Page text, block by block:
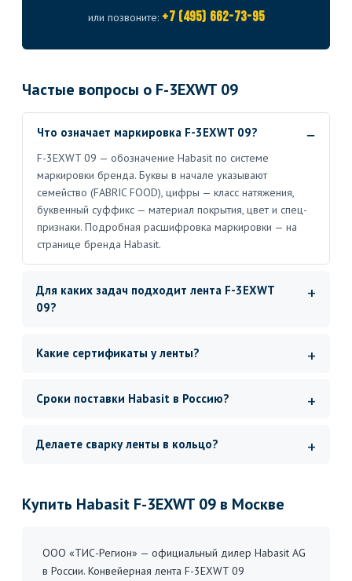
или позвоните: +7 (495) 662-73-95
Частые вопросы о F-3EXWT 09
Что означает маркировка F-3EXWT 09?
F-3EXWT 09 — обозначение Habasit по системе
маркировки бренда. Буквы в начале указывают
семейство (FABRIC FOOD), цифры — класс натяжения,
буквенный суффикс — материал покрытия, цвет и спец-
признаки. Подробная расшифровка маркировки — на
странице бренда Habasit.
Для каких задач подходит лента F-3EXWT
09?
Какие сертификаты у ленты?
Сроки поставки Habasit в Россию?
Делаете сварку ленты в кольцо?
Купить Habasit F-3EXWT 09 в Москве
ООО «ТИС-Регион» — официальный дилер Habasit AG
в России. Конвейерная лента F-3EXWT 09